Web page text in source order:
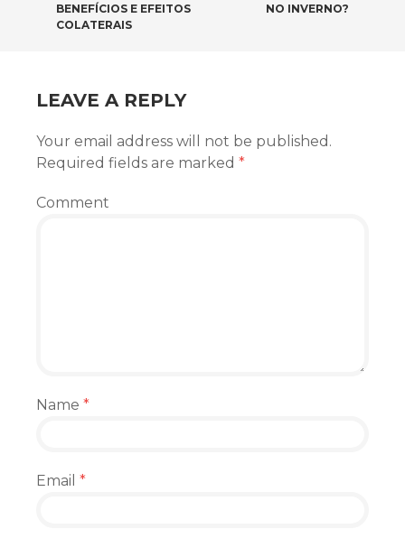
BENEFÍCIOS E EFEITOS
COLATERAIS
NO INVERNO?
LEAVE A REPLY
Your email address will not be published.
Required fields are marked *
Comment
Name *
Email *